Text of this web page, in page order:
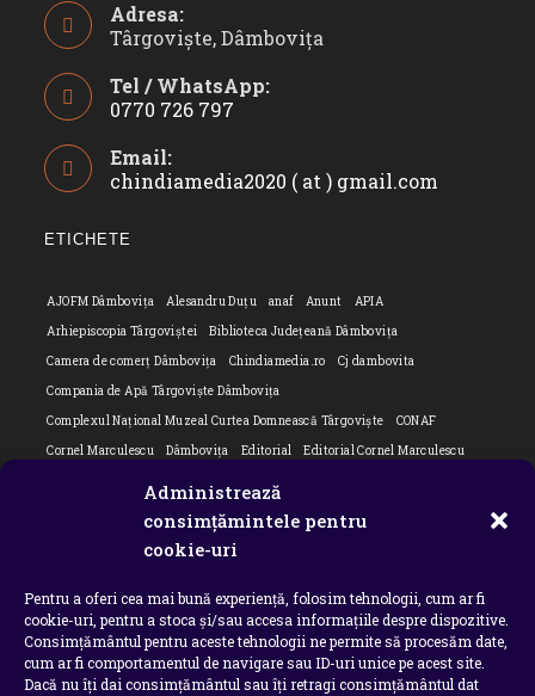
Administrează
consimțămintele pentru
cookie-uri
Pentru a oferi cea mai bună experiență, folosim tehnologii, cum ar fi
cookie-uri, pentru a stoca și/sau accesa informațiile despre dispozitive.
Consimțământul pentru aceste tehnologii ne permite să procesăm date,
cum ar fi comportamentul de navigare sau ID-uri unice pe acest site.
Dacă nu îți dai consimțământul sau îți retragi consimțământul dat
Adresa:
Târgoviște, Dâmbovița
Tel / WhatsApp:
0770 726 797
in
your
Email:
chindiamedia2020 ( at ) gmail.com
ETICHETE
AJOFM Dâmbovița Alesandru Duțu anaf Anunt
APIA
Arhiepiscopia Târgoviștei
Biblioteca Județeană Dâmbovița
Camera de comerț Dâmbovița
Chindiamedia.ro
Cj dambovita
Compania de Apă Târgoviște Dâmbovița
Complexul Național Muzeal Curtea Domnească Târgoviște
CONAF
Cornel Marculescu
Dâmbovița Editorial
Editorial Cornel Marculescu
ipj dambovita
Isu dambovita Basarab I Dambovita
Ministerul Educației
ministerul sanatatii Nu-ți uita istoria
Oana Filip
Prefectura dambovita
Primaria Dragodana
Primaria Lucieni
primaria Răzvad
Primaria Ulmi primăria Târgoviște
PSD Dambovita
psiholog
Serial Situatia Covid 19 Dambovita Situație Covid-19